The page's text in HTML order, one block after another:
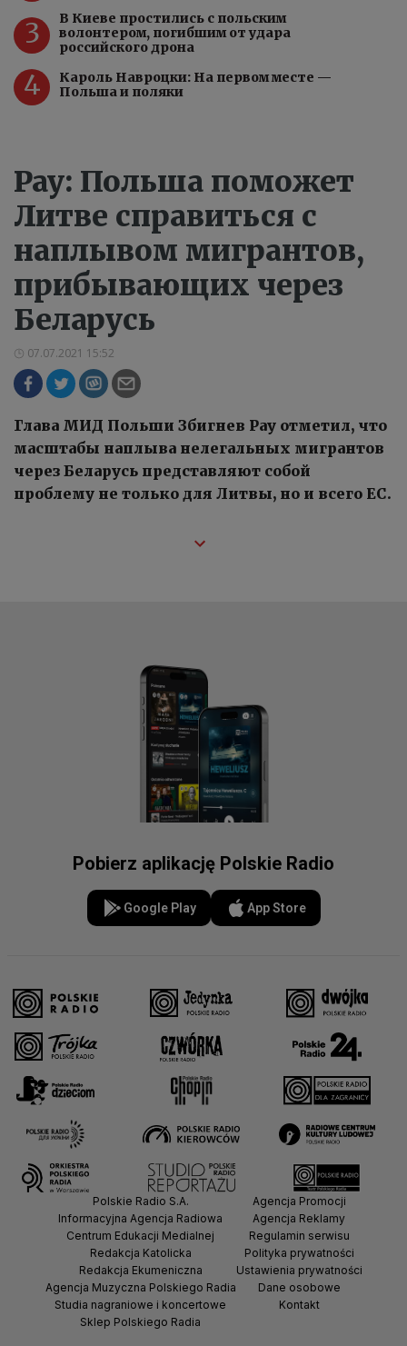
3
В Киеве простились с польским
волонтером, погибшим от удара
российского дрона
4
Кароль Навроцки: На первом месте —
Польша и поляки
Рау: Польша поможет
Литве справиться с
наплывом мигрантов,
прибывающих через
Беларусь
07.07.2021 15:52
Глава МИД Польши Збигнев Рау отметил, что
масштабы наплыва нелегальных мигрантов
через Беларусь представляют собой
проблему не только для Литвы, но и всего ЕС.
Pobierz aplikację Polskie Radio
Google Play App Store
Polskie Radio S.A.
Informacyjna Agencja Radiowa
Centrum Edukacji Medialnej
Redakcja Katolicka
Redakcja Ekumeniczna
Agencja Muzyczna Polskiego Radia
Studia nagraniowe i koncertowe
Sklep Polskiego Radia
Agencja Promocji
Agencja Reklamy
Regulamin serwisu
Polityka prywatności
Ustawienia prywatności
Dane osobowe
Kontakt